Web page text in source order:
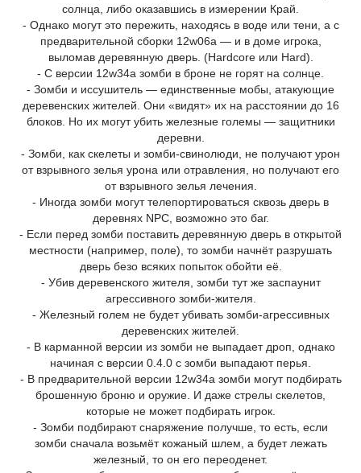
солнца, либо оказавшись в измерении Край.
- Однако могут это пережить, находясь в воде или тени, а с
предварительной сборки 12w06a — и в доме игрока,
выломав деревянную дверь. (Hardcore или Hard).
- С версии 12w34a зомби в броне не горят на солнце.
- Зомби и иссушитель — единственные мобы, атакующие
деревенских жителей. Они «видят» их на расстоянии до 16
блоков. Но их могут убить железные големы — защитники
деревни.
- Зомби, как скелеты и зомби-свинолюди, не получают урон
от взрывного зелья урона или отравления, но получают его
от взрывного зелья лечения.
- Иногда зомби могут телепортироваться сквозь дверь в
деревнях NPC, возможно это баг.
- Если перед зомби поставить деревянную дверь в открытой
местности (например, поле), то зомби начнёт разрушать
дверь безо всяких попыток обойти её.
- Убив деревенского жителя, зомби тут же заспаунит
агрессивного зомби-жителя.
- Железный голем не будет убивать зомби-агрессивных
деревенских жителей.
- В карманной версии из зомби не выпадает дроп, однако
начиная с версии 0.4.0 с зомби выпадают перья.
- В предварительной версии 12w34a зомби могут подбирать
брошенную броню и оружие. И даже стрелы скелетов,
которые не может подбирать игрок.
- Зомби подбирают снаряжение получше, то есть, если
зомби сначала возьмёт кожаный шлем, а будет лежать
железный, то он его переоденет.